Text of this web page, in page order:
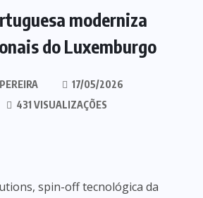
moderniza
do Luxemburgo
17/05/2026
431 VISUALIZAÇÕES
spin-off tecnológica da